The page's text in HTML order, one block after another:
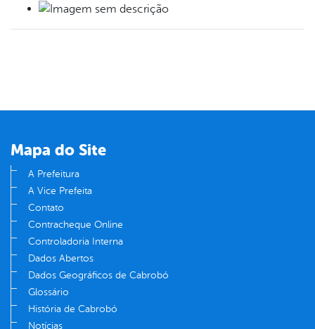
Mapa do Site
A Prefeitura
A Vice Prefeita
Contato
Contracheque Online
Controladoria Interna
Dados Abertos
Dados Geográficos de Cabrobó
Glossário
História de Cabrobó
Notícias